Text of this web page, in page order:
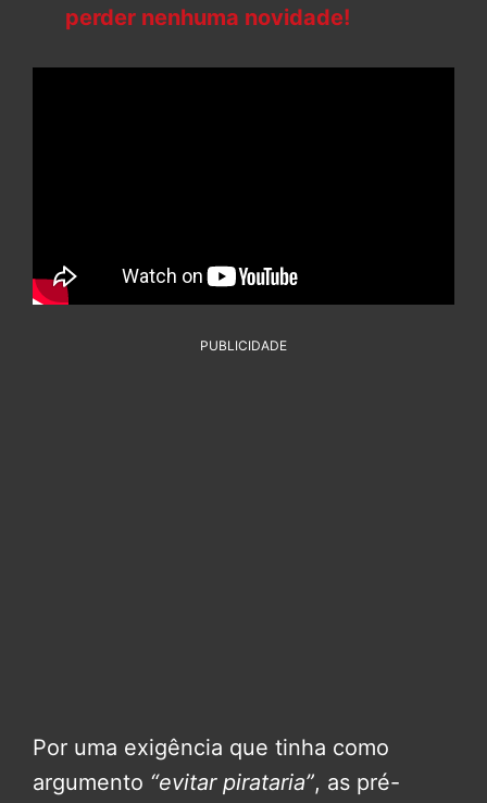
perder nenhuma novidade!
PUBLICIDADE
Por uma exigência que tinha como
argumento “evitar pirataria”, as pré-